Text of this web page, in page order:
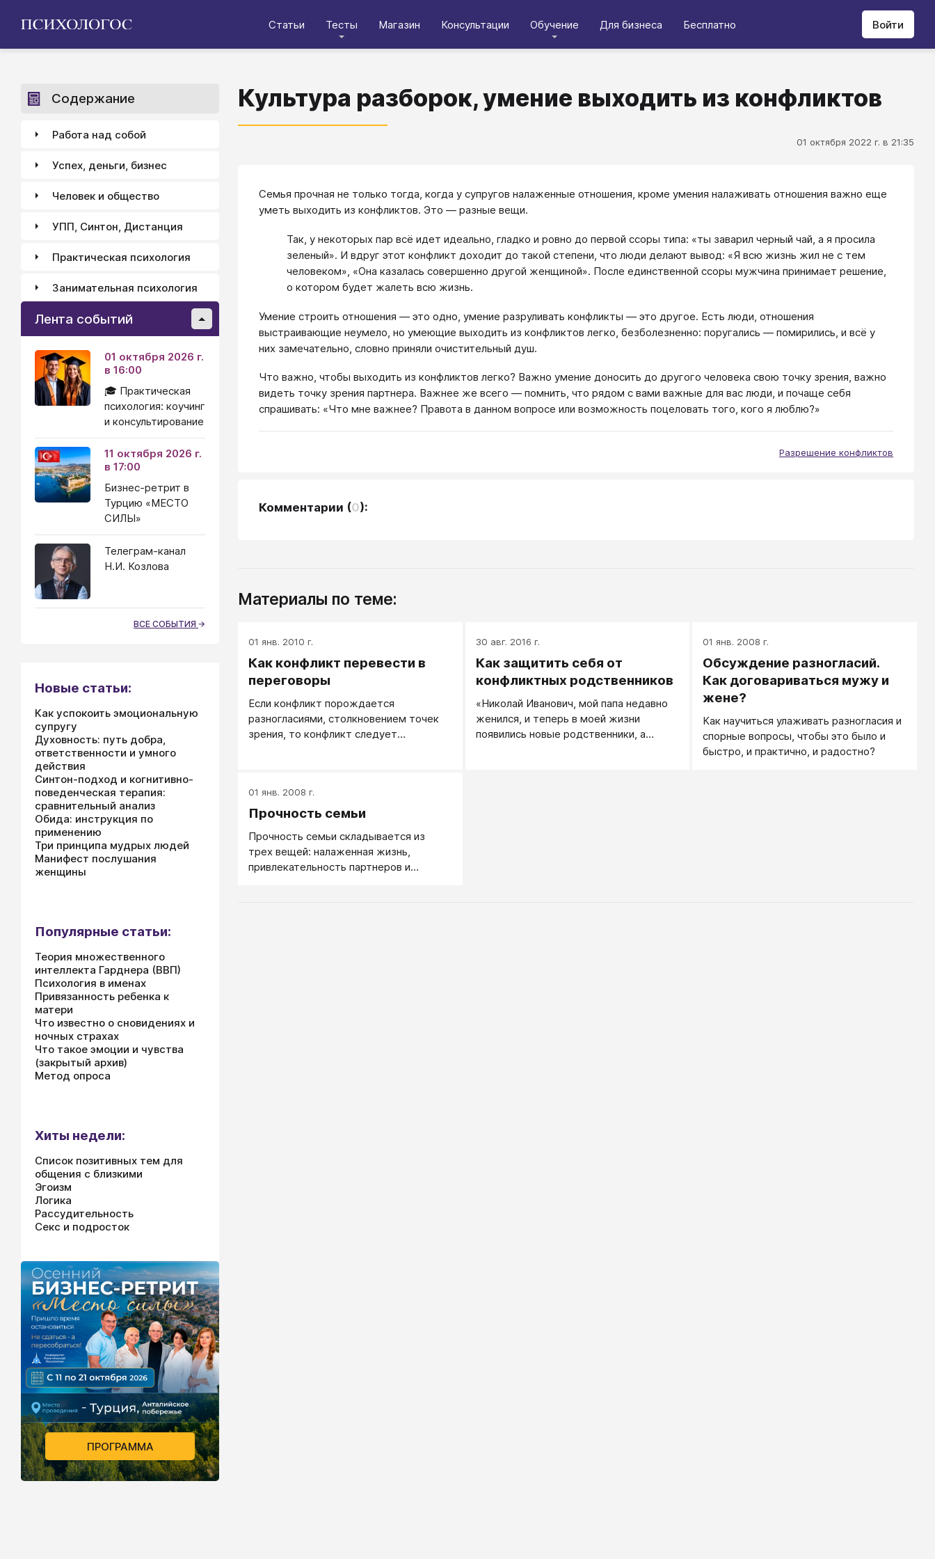
Статьи Тесты Магазин Консультации Обучение Для бизнеса Бесплатно Войти
Культура разборок, умение выходить из конфликтов
01 октября 2022 г. в 21:35
Семья прочная не только тогда, когда у супругов налаженные отношения, кроме умения налаживать отношения важно еще
уметь выходить из конфликтов. Это — разные вещи.
Так, у некоторых пар всё идет идеально, гладко и ровно до первой ссоры типа: «ты заварил черный чай, а я просила
зеленый». И вдруг этот конфликт доходит до такой степени, что люди делают вывод: «Я всю жизнь жил не с тем
человеком», «Она казалась совершенно другой женщиной». После единственной ссоры мужчина принимает решение,
о котором будет жалеть всю жизнь.
Умение строить отношения — это одно, умение разруливать конфликты — это другое. Есть люди, отношения
выстраивающие неумело, но умеющие выходить из конфликтов легко, безболезненно: поругались — помирились, и всё у
них замечательно, словно приняли очистительный душ.
Что важно, чтобы выходить из конфликтов легко? Важно умение доносить до другого человека свою точку зрения, важно
видеть точку зрения партнера. Важнее же всего — помнить, что рядом с вами важные для вас люди, и почаще себя
спрашивать: «Что мне важнее? Правота в данном вопросе или возможность поцеловать того, кого я люблю?»
Разрешение конфликтов
Комментарии (0):
Материалы по теме:
01 янв. 2010 г.
Как конфликт перевести в
переговоры
Если конфликт порождается
разногласиями, столкновением точек
зрения, то конфликт следует
лучшее решение. Собственно,
основные подсказки в этой статье
и мудрому человеку.
30 авг. 2016 г.
Как защитить себя от
конфликтных родственников
«Николай Иванович, мой папа недавно
женился, и теперь в моей жизни
появились новые родственники, а
01 янв. 2008 г.
Обсуждение разногласий.
Как договариваться мужу и
жене?
Как научиться улаживать разногласия и
спорные вопросы, чтобы это было и
быстро, и практично, и радостно?
01 янв. 2008 г.
Прочность семьи
Прочность семьи складывается из
трех вещей: налаженная жизнь,
привлекательность партнеров и
Содержание
Работа над собой
Успех, деньги, бизнес
Человек и общество
УПП, Синтон, Дистанция
Практическая психология
Занимательная психология
Лента событий
01 октября 2026 г.
в 16:00
🎓 Практическая
психология: коучинг
и консультирование
11 октября 2026 г.
в 17:00
Бизнес-ретрит в
Турцию «МЕСТО
СИЛЫ»
Телеграм-канал
Н.И. Козлова
ВСЕ СОБЫТИЯ
Новые статьи:
Как успокоить эмоциональную
супругу
Духовность: путь добра,
ответственности и умного
действия
Синтон-подход и когнитивно-
поведенческая терапия:
сравнительный анализ
Обида: инструкция по
применению
Три принципа мудрых людей
Манифест послушания
женщины
Популярные статьи:
Теория множественного
интеллекта Гарднера (ВВП)
Психология в именах
Привязанность ребенка к
матери
Что известно о сновидениях и
ночных страхах
Что такое эмоции и чувства
(закрытый архив)
Метод опроса
Хиты недели:
Список позитивных тем для
общения с близкими
Эгоизм
Логика
Рассудительность
Секс и подросток
ПРОГРАММА